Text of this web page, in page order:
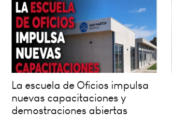
La escuela de Oficios impulsa
nuevas capacitaciones y
demostraciones abiertas